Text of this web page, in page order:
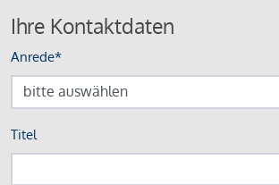
Ihre Kontaktdaten
Anrede*
Titel